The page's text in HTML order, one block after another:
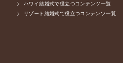
ハワイ結婚式で役立つコンテンツ一覧
リゾート結婚式で役立つコンテンツ一覧